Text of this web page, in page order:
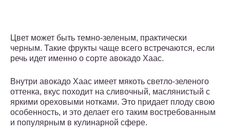
Цвет может быть темно-зеленым, практически
черным. Такие фрукты чаще всего встречаются, если
речь идет именно о сорте авокадо Хаас.
Внутри авокадо Хаас имеет мякоть светло-зеленого
оттенка, вкус походит на сливочный, маслянистый с
яркими ореховыми нотками. Это придает плоду свою
особенность, и это делает его таким востребованным
и популярным в кулинарной сфере.